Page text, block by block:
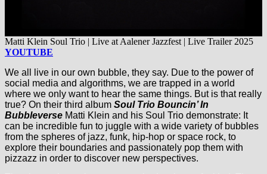
Matti Klein Soul Trio | Live at Aalener Jazzfest | Live Trailer 2025
YOUTUBE
We all live in our own bubble, they say. Due to the power of
social media and algorithms, we are trapped in a world
where we only want to hear the same things. But is that really
true? On their third album Soul Trio Bouncin’ In
Bubbleverse Matti Klein and his Soul Trio demonstrate: It
can be incredible fun to juggle with a wide variety of bubbles
from the spheres of jazz, funk, hip-hop or space rock, to
explore their boundaries and passionately pop them with
pizzazz in order to discover new perspectives.